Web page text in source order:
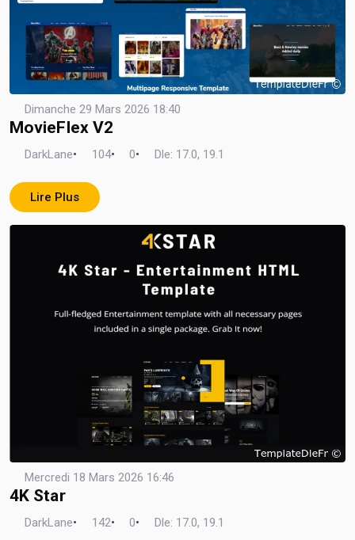
Dimanche 29 Mars 2026 18:40
MovieFlex V2
DarkLane• 104• 0• Dle: 17.0, 19.1
Lire Plus
Mercredi 18 Mars 2026 16:46
4K Star
DarkLane• 142• 0• Dle: 17.0, 19.1